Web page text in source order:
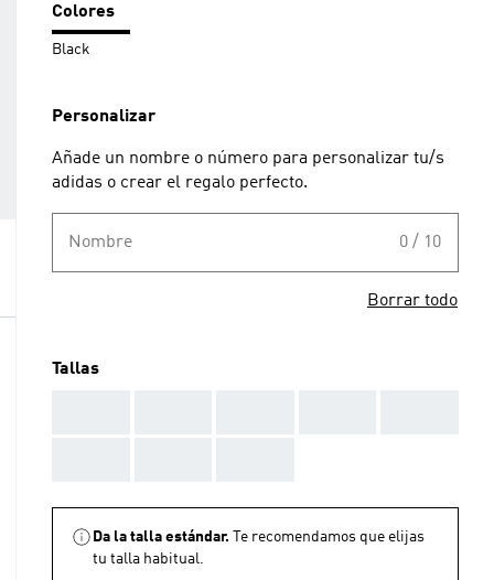
Colores
Black
Personalizar
Añade un nombre o número para personalizar tu/s
adidas o crear el regalo perfecto.
Nombre 0 / 10
Borrar todo
Tallas
Da la talla estándar.
Te recomendamos que elijas
tu talla habitual.